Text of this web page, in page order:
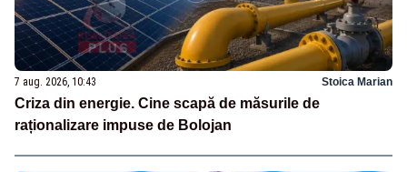
7 aug. 2026, 10:43 Stoica Marian
Criza din energie. Cine scapă de măsurile de
raționalizare impuse de Bolojan